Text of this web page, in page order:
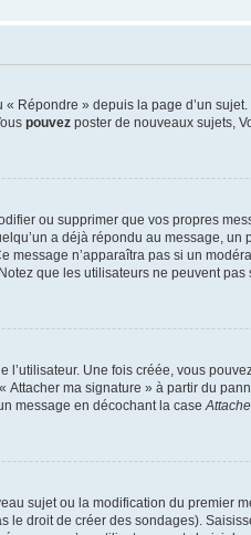
Répondre » depuis la page d’un
pouvez poster de nouveaux sujets,
ou supprimer que vos propres
a déjà répondu au message, un
message n’apparaîtra pas si un
que les utilisateurs ne peuvent
l’utilisateur. Une fois créée, vous
ma signature » à partir du
message en décochant la case
sujet ou la modification du premier
le droit de créer des sondages).